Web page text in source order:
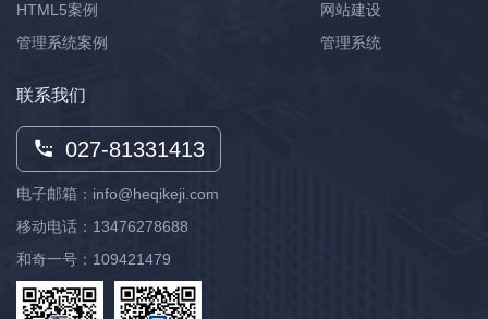
HTML5案例
管理系统案例
网站建设
管理系统
联系我们
027-81331413
电子邮箱：info@heqikeji.com
移动电话： 13476278688
和奇一号：109421479